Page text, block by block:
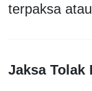
terpaksa
Jaksa Tolak